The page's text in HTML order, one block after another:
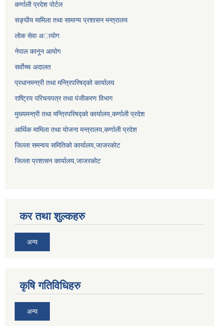
कर्णाली प्रदेश पोर्टल
सङ्घीय मामिला तथा सामान्य प्रशासन मन्त्रालय
लाेक सेवा अायाेग
नेपाल कानून आयोग
सर्वाेच्च अदालत
प्रधानमन्त्री तथा मन्त्रिपरिषद्को कार्यालय
राष्ट्रिय परिचयपत्र तथा पंजीकरण विभाग
मुख्यमन्त्री तथा मन्त्रिपरिषद्को कार्यालय,कर्णाली प्रदेश
आर्थिक मामिला तथा योजना मन्त्रालय,कर्णाली प्रदेश
जिल्ला समन्वय समितिको कार्यालय,जाजरकाेट
जिल्ला प्रशासन कार्यालय,जाजरकोट
कर तथा शुल्कहरु
अन्य
कृषि गतिविधिहरु
अन्य